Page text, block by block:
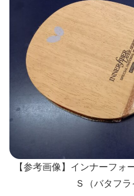
【参考画像】インナーフォ
Ｓ（バタフ